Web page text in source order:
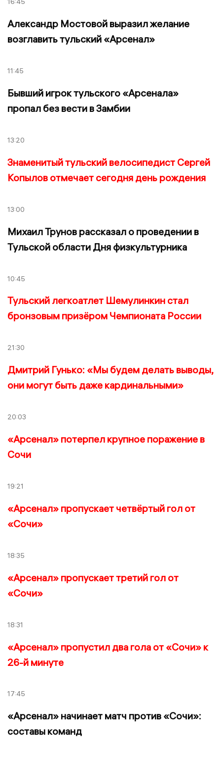
Александр Мостовой выразил желание
возглавить тульский «Арсенал»
11:45
Бывший игрок тульского «Арсенала»
пропал без вести в Замбии
13:20
Знаменитый тульский велосипедист Сергей
Копылов отмечает сегодня день рождения
13:00
Михаил Трунов рассказал о проведении в
Тульской области Дня физкультурника
10:45
Тульский легкоатлет Шемулинкин стал
бронзовым призёром Чемпионата России
21:30
Дмитрий Гунько: «Мы будем делать выводы,
они могут быть даже кардинальными»
20:03
«Арсенал» потерпел крупное поражение в
Сочи
19:21
«Арсенал» пропускает четвёртый гол от
«Сочи»
18:35
«Арсенал» пропускает третий гол от
«Сочи»
18:31
«Арсенал» пропустил два гола от «Сочи» к
26-й минуте
17:45
«Арсенал» начинает матч против «Сочи»:
составы команд